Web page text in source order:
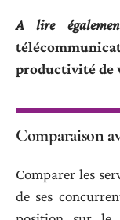
A lire
productivité de
Comparaison
Comparer les
de ses